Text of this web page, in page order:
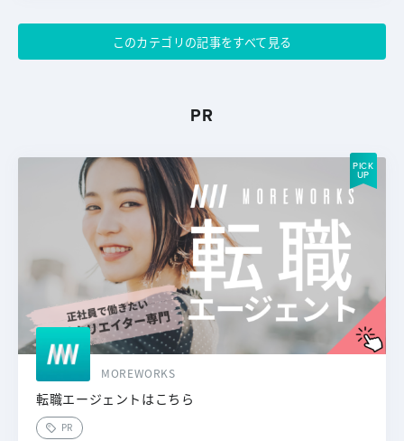
このカテゴリの記事をすべて見る
PR
MOREWORKS
転職エージェントはこちら
PR